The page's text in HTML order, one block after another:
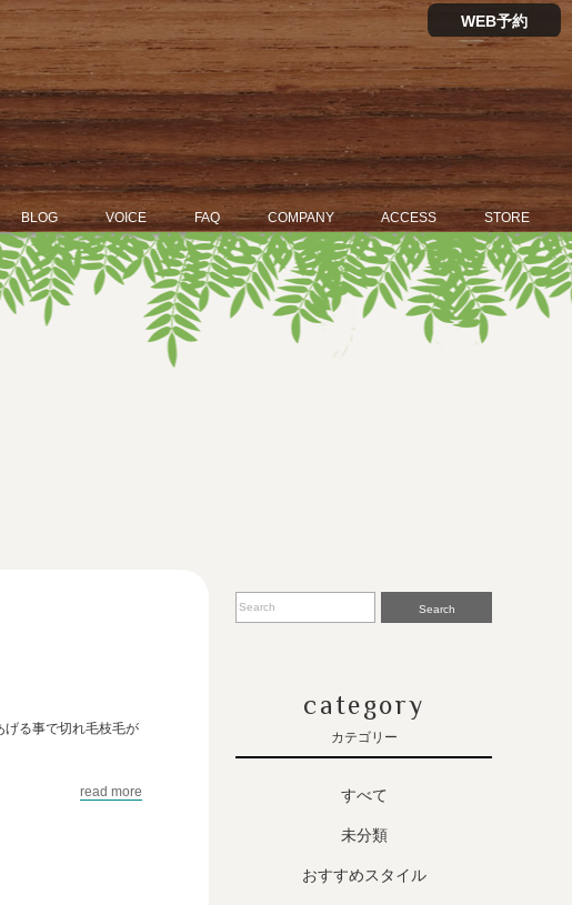
WEB予約
BLOG VOICE FAQ COMPANY ACCESS STORE
る事で切れ毛枝毛が
read more
Search
category
カテゴリー
すべて
未分類
おすすめスタイル